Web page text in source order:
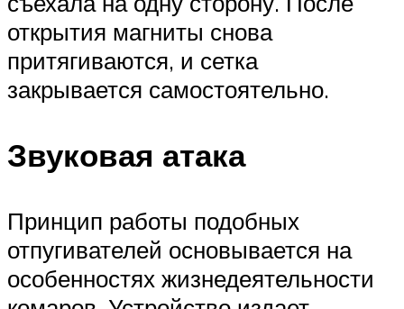
открытия магниты снова
притягиваются, и сетка
закрывается самостоятельно.
Звуковая атака
Принцип работы подобных
отпугивателей основывается на
особенностях жизнедеятельности